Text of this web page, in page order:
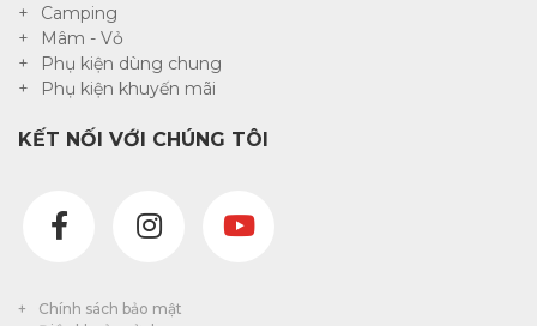
Camping
Mâm - Vỏ
Phụ kiện dùng chung
Phụ kiện khuyến mãi
KẾT NỐI VỚI CHÚNG TÔI
Chính sách bảo mật